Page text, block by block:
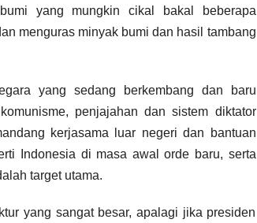
yang mungkin cikal bakal beberapa
menguras minyak bumi dan hasil tambang
yang sedang berkembang dan baru
penjajahan dan sistem diktator
kerjasama luar negeri dan bantuan
Indonesia di masa awal orde baru, serta
target utama.
yang sangat besar, apalagi jika presiden